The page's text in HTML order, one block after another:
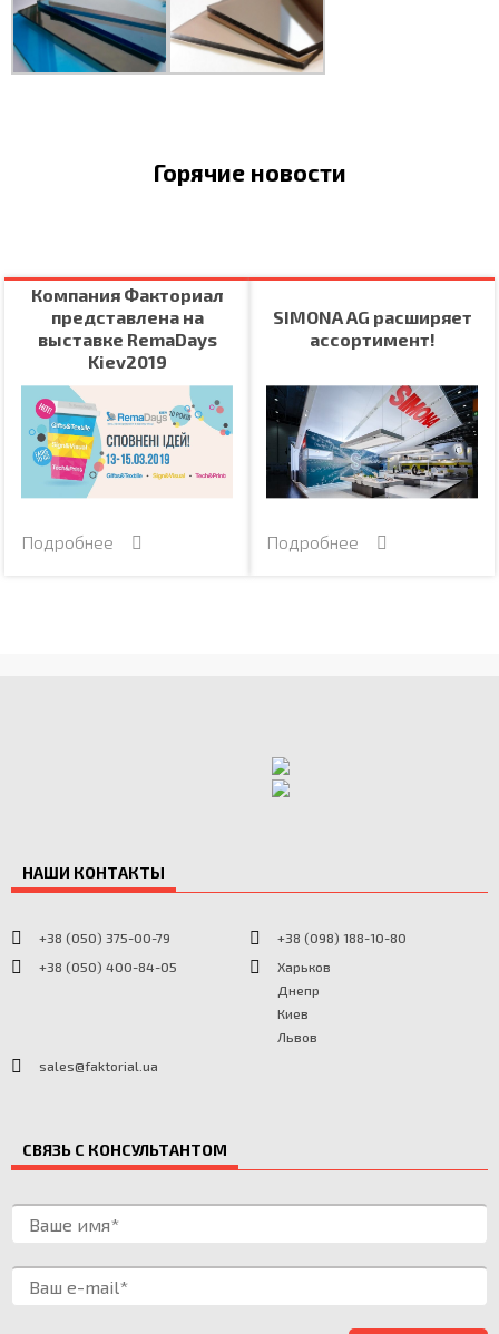
Горячие новости
Компания Факториал
представлена на
выставке RemaDays
Kiev2019
Подробнее
SIMONA AG расширяет
ассортимент!
Подробнее
НАШИ КОНТАКТЫ
+38 (050) 375-00-79
+38 (098) 188-10-80
+38 (050) 400-84-05
Харьков
Днепр
Киев
Львов
sales@faktorial.ua
СВЯЗЬ С КОНСУЛЬТАНТОМ